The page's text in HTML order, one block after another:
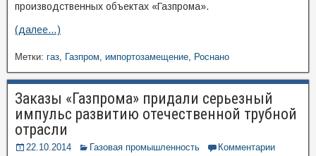
производственных объектах «Газпрома».
(далее…)
Метки: газ, Газпром, импортозамещение, Роснано
Заказы «Газпрома» придали серьезный
импульс развитию отечественной трубной
отрасли
22.10.2014 Газовая промышленность Комментарии